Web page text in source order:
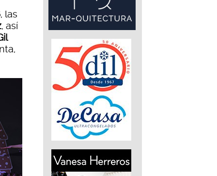
, las
, así